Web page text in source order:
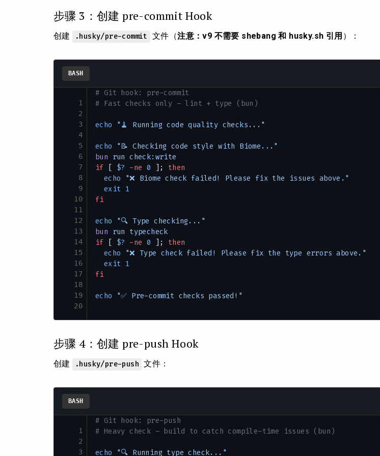
步骤 3：创建 pre-commit Hook
创建 .husky/pre-commit 文件（注意：v9 不需要 shebang 和 husky.sh 引用 ）：
BASH
1
2
3
4
5
6
7
8
9
10
11
12
13
14
15
16
17
18
19
20
# Git hook: pre-commit
# Fast checks only – lint + type (bun)
echo "🧹 Running code quality checks..."
echo "📝 Checking code style with Biome..."
bun run check:write
if
$? -ne 0 ]; then
  echo
"❌ Biome check failed! Please fix the issues above."
  exit
1
fi
echo "🔍 Type checking..."
bun run typecheck
if
$? -ne 0 ]; then
  echo
"❌ Type check failed! Please fix the type errors above."
  exit
1
fi
echo "✅ Pre-commit checks passed!"
步骤 4：创建 pre-push Hook
创建 .husky/pre-push 文件：
BASH
1
2
3
# Git hook: pre-push
# Heavy check – build to catch compile-time issues (bun)
echo "🔍 Running type check..."